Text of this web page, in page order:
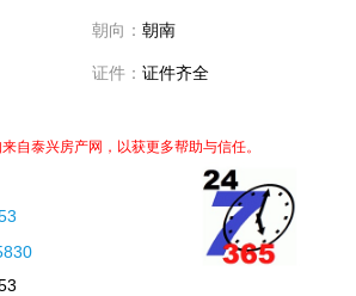
朝向： 朝南
证件： 证件齐全
自泰兴房产网，以获更多帮助与信任。